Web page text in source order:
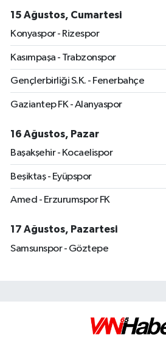
15 Ağustos, Cumartesi
Konyaspor - Rizespor
Kasımpaşa - Trabzonspor
Gençlerbirliği S.K. - Fenerbahçe
Gaziantep FK - Alanyaspor
16 Ağustos, Pazar
Başakşehir - Kocaelispor
Beşiktaş - Eyüpspor
Amed - Erzurumspor FK
17 Ağustos, Pazartesi
Samsunspor - Göztepe